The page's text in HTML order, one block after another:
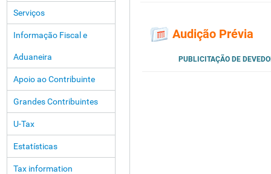
Serviços
Informação Fiscal e
Aduaneira
Apoio ao Contribuinte
Grandes Contribuintes
U-Tax
Estatísticas
Tax information
Audição Prévia
PUBLICITAÇÃO DE